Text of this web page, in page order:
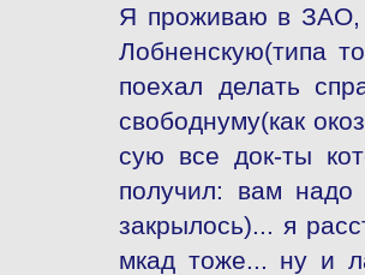
Я проживаю в ЗАО,
Лобненскую(типа
поехал делать
свободнуму(как
сую все док-ты
получил: вам надо
закрылось)... я
мкад тоже... ну и